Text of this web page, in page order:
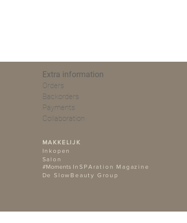
Extra information
Orders
Backorders
Payments
Collaboration
MAKKELIJK
Inkopen
Salon
#Moments InSPAration Magazine
De SlowBeauty Group